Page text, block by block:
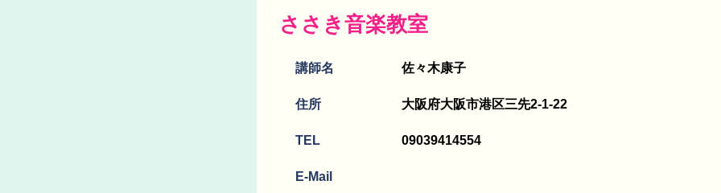
ささき音楽教室
講師名 佐々木康子
​住所 大阪府大阪市港区三先2-1-22
TEL 09039414554
E-Mail